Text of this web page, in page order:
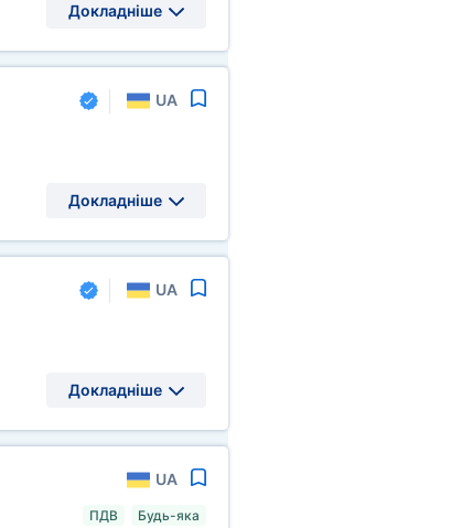
Докладніше
UA
Докладніше
UA
Докладніше
UA
ПДВ Будь-яка